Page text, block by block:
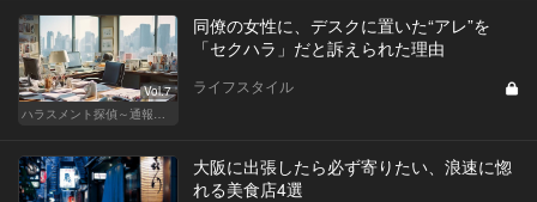
Vol.7
同僚の女性に、デスクに置いた“アレ”を
「セクハラ」だと訴えられた理由
ライフスタイル
大阪に出張したら必ず寄りたい、浪速に惚
れる美食店4選